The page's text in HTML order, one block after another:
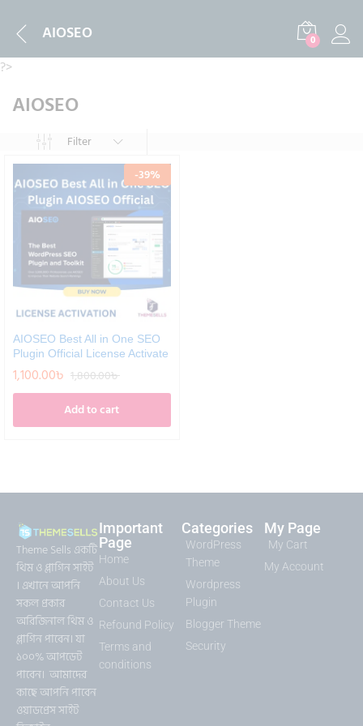
AIOSEO 0
?>
AIOSEO
Filter
-39%
AIOSEO Best All in One SEO
Plugin Official License Activate
1,100.00৳ 1,800.00৳
Add to cart
Theme Sells একটি
থিম ও প্লাগিন সাইট
। এখানে আপনি
সকল প্রকার
অরিজিনাল থিম ও
প্লাগিন পাবেন। যা
১০০% আপডেট
পাবেন। আমাদের
কাছে আপনি পাবেন
ওয়াডপ্রেস সাইট
Important
Page
Home
About Us
Contact Us
Refound Policy
Terms and
conditions
Categories
WordPress
Theme
Wordpress
Plugin
Blogger Theme
Security
My Page
My Cart
My Account